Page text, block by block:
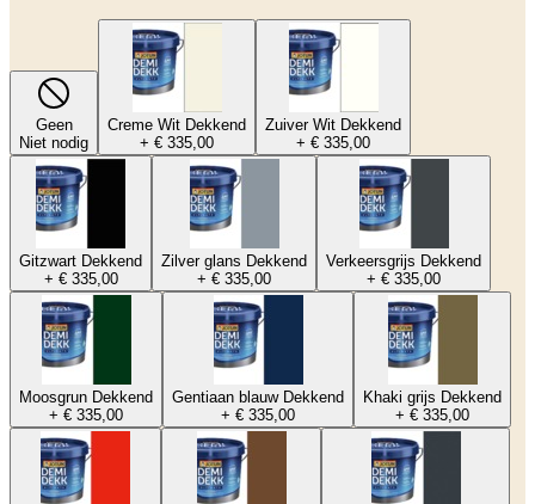
Geen
Niet nodig
Creme Wit Dekkend
+ € 335,00
Zuiver Wit Dekkend
+ € 335,00
Gitzwart Dekkend
+ € 335,00
Zilver glans Dekkend
+ € 335,00
Verkeersgrijs Dekkend
+ € 335,00
Moosgrun Dekkend
+ € 335,00
Gentiaan blauw Dekkend
+ € 335,00
Khaki grijs Dekkend
+ € 335,00